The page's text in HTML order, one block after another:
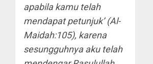
apabila kamu telah
mendapat petunjuk’ (Al-
Maidah:105), karena
sesungguhnya aku telah